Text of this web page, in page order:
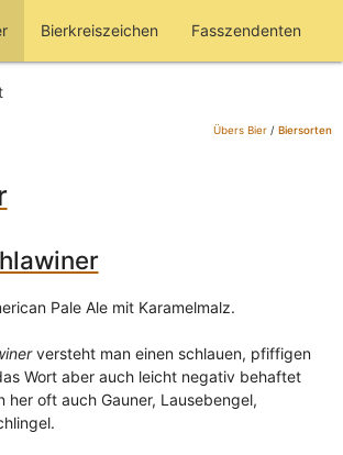
Bierkreiszeichen Fasszendenten
Übers Bier/ Biersorten
Pale Ale mit Karamelmalz.
versteht man einen schlauen, pfiffigen
Wort aber auch leicht negativ behaftet
her oft auch Gauner, Lausebengel,